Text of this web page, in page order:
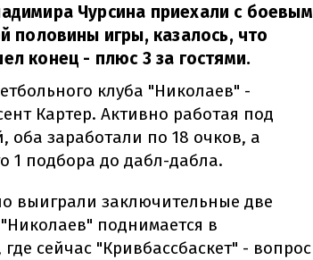
Чурсина приехали с боевым
половины игры, казалось, что
конец - плюс 3 за гостями.
клуба "Николаев" -
Картер. Активно работая под
оба заработали по 18 очков, а
1 подбора до дабл-дабла.
выиграли заключительные две
поднимается в
сейчас "Кривбассбаскет" - вопрос